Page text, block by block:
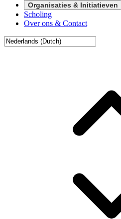
Organisaties & Initiatieven
Scholing
Over ons & Contact